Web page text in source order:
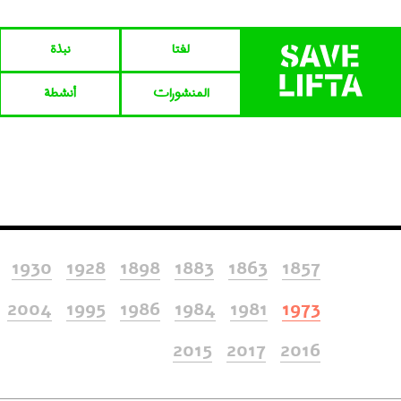
لفتا‎‎
نبذة
المنشورات
أنشطة
1857
1863
1883
1898
1928
1930
1973
1981
1984
1986
1995
2004
2016
2017
2015